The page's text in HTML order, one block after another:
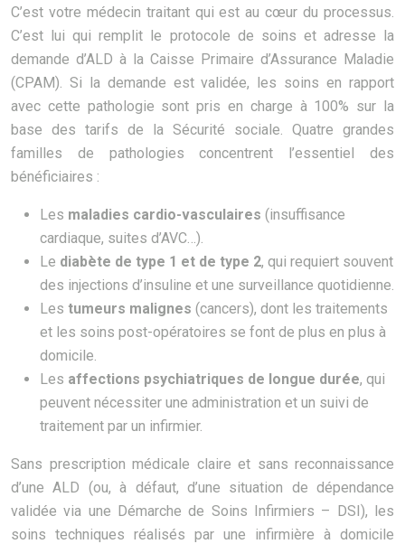
C’est votre médecin traitant qui est au cœur du processus.
C’est lui qui remplit le protocole de soins et adresse la
demande d’ALD à la Caisse Primaire d’Assurance Maladie
(CPAM). Si la demande est validée, les soins en rapport
avec cette pathologie sont pris en charge à 100% sur la
base des tarifs de la Sécurité sociale. Quatre grandes
familles de pathologies concentrent l’essentiel des
bénéficiaires :
Les maladies cardio-vasculaires (insuffisance
cardiaque, suites d’AVC…).
Le diabète de type 1 et de type 2, qui requiert souvent
des injections d’insuline et une surveillance quotidienne.
Les tumeurs malignes (cancers), dont les traitements
et les soins post-opératoires se font de plus en plus à
domicile.
Les affections psychiatriques de longue durée, qui
peuvent nécessiter une administration et un suivi de
traitement par un infirmier.
Sans prescription médicale claire et sans reconnaissance
d’une ALD (ou, à défaut, d’une situation de dépendance
validée via une Démarche de Soins Infirmiers – DSI), les
soins techniques réalisés par une infirmière à domicile